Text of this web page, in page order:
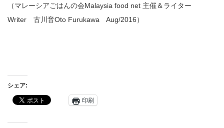
（マレーシアごはんの会Malaysia food net 主催＆ライター
Writer 古川音Oto Furukawa Aug/2016）
シェア:
印刷